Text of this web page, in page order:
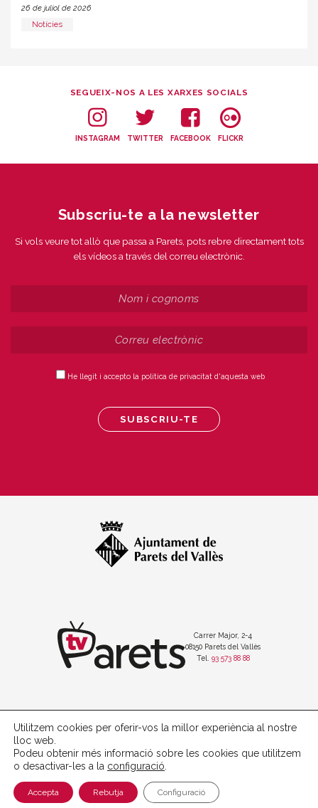
26 de juliol de 2026
Notícies
SEGUEIX-NOS A LES XARXES SOCIALS
INSTAGRAM TWITTER FACEBOOK FLICKR
Subscriu-te a la newsletter
Si vols veure tot allò que passa a Parets, pots rebre directament tots
els vídeos a través del correu electrònic.
He llegit i accepto la política de privacitat d'aquesta web
Carrer Major, 2-4
08150 Parets del Vallès
Tel. 93 573 88 88
Política de protecció de dades
Política de cookies
with atPerception
Utilitzem cookies per oferir-vos la millor experiència al nostre
lloc web.
Podeu obtenir més informació sobre les cookies que utilitzem
o desactivar-les a la configuració
Accepta Rebutja Configuració